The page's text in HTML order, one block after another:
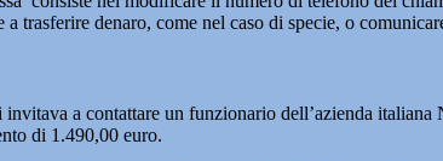
denaro, come nel caso di specie, o
a contattare un funzionario dell’azienda
di 1.490,00 euro.